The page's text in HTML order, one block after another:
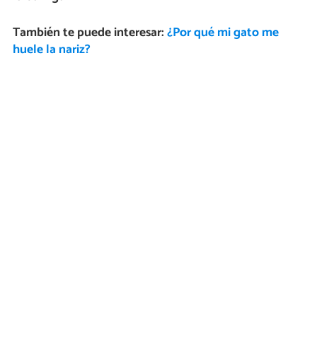
También te puede interesar:¿Por qué mi gato me
huele la nariz?